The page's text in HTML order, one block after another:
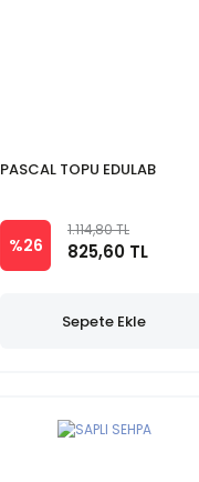
PASCAL TOPU EDULAB
%26
1.114,80 TL
825,60 TL
Sepete Ekle